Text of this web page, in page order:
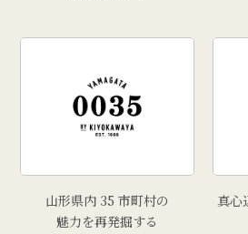
山形県内 35 市町村の
魅力を再発掘する
真心